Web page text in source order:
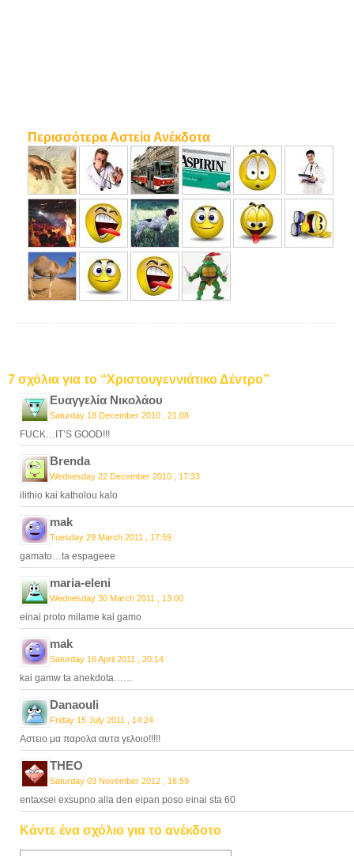
Περισσότερα Αστεία Ανέκδοτα
7 σχόλια για το “Χριστουγεννιάτικο Δέντρο”
Ευαγγελία Νικολάου
Saturday 18 December 2010 , 21:08
FUCK…IT’S GOOD!!!
Brenda
Wednesday 22 December 2010 , 17:33
ilithio kai katholou kalo
mak
Tuesday 29 March 2011 , 17:59
gamato…ta espageee
maria-eleni
Wednesday 30 March 2011 , 13:00
einai proto milame kai gamo
mak
Saturday 16 April 2011 , 20:14
kai gamw ta anekdota……
Danaouli
Friday 15 July 2011 , 14:24
Αστειο μα παρολα αυτα γελοιο!!!!!
THEO
Saturday 03 November 2012 , 16:59
entaxsei exsupno alla den eipan poso einai sta 60
Κάντε ένα σχόλιο για το ανέκδοτο